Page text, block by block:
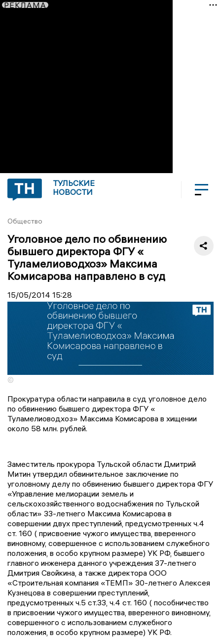
РЕКЛАМА
ТУЛЬСКИЕ
НОВОСТИ
Общество
Уголовное дело по обвинению
бывшего директора ФГУ «
Туламелиоводхоз» Максима
Комисарова направлено в суд
15/05/2014 15:28
©
Прокуратура области направила в суд уголовное дело
по обвинению бывшего директора ФГУ «
Туламелиоводхоз» Максима Комисарова в хищении
около 58 млн. рублей.
Заместитель прокурора Тульской области Дмитрий
Митин утвердил обвинительное заключение по
уголовному делу по обвинению бывшего директора ФГУ
«Управление мелиорации земель и
сельскохозяйственного водоснабжения по Тульской
области» 33-летнего Максима Комисарова в
совершении двух преступлений, предусмотренных ч.4
ст. 160 ( присвоение чужого имущества, вверенного
виновному, совершенное с использованием служебного
положения, в особо крупном размере) УК РФ, бывшего
главного инженера данного учреждения 37-летнего
Дмитрия Свойкина, а также директора ООО
«Строительная компания «ТЕМП» 30-летнего Алексея
Кузнецова в совершении преступлений,
предусмотренных ч.5 ст.33, ч.4 ст. 160 ( пособничество
в присвоении чужого имущества, вверенного виновному,
совершенного с использованием служебного
положения, в особо крупном размере) УК РФ.